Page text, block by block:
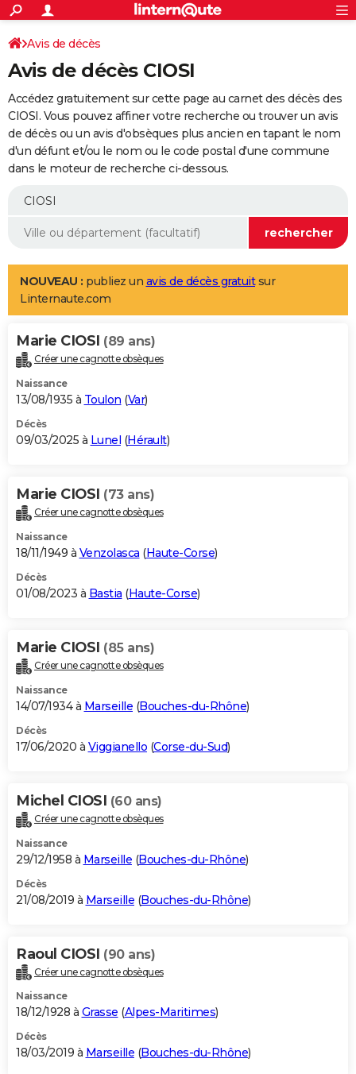
ACTUALITÉS
Politique
Société
Faits Divers
Education
Monde
Villes
+
SPORT
Coupe du monde 2026
Football
Tennis
Cyclisme
Rugby
Forum
Programme TV
TNT
Streaming
Cinéma
Sorties cinéma
Musique
+
FINANCE
Retraite
Impôts
Epargne
Immobilier
Risques naturels par ville
Banque
Assurance
Crédit
AUTO
Essais
Réserver un essai
Citadines
Berlines
SUV
Forum auto
+
Mobiles
Meilleur smartphone
Internet
Ordinateurs
Jeux vidéo
Guide high-tech
Aménagement intérieur
LIFESTYLE
Art de vivre
Bien-être
Loisirs
Mode
Modes de vie
Alimentation
Guide de la santé
Maladies
Médicaments
Sommeil
VOYAGE
Destinations
City break
Voyage nature
Voyage de noces
Forum
Climat
+PHOTO
GUIDES D'ACHAT
BONS PLANS
Carte de Noël
Carte Bonne année
Carte Saint-Valentin
Carte Pâques
Carte d'anniversaire
DICTIONNAIRE
Dictionnaire
Biographies
Citations
Expressions
Proverbes
PROGRAMME TV
S'inscrire
Se connecter
Lycées
Collèges
Primaires
Universités
Entreprises
Service militaire
Avis de recherche
AVIS DE DÉCÈS
Bricolage
Lifestyle
Culture
Sport
Auto
Television
Voyage
Cinema
Avis de décès
Avis de décès CIOSI
Accédez gratuitement sur cette page au carnet des décès des
CIOSI. Vous pouvez affiner votre recherche ou trouver un avis
de décès ou un avis d'obsèques plus ancien en tapant le nom
d'un défunt et/ou le nom ou le code postal d'une commune
dans le moteur de recherche ci-dessous.
NOUVEAU : publiez un avis de décès gratuitsur
Linternaute.com
Marie CIOSI (89 ans)
Créer une cagnotte obsèques
Naissance
13/08/1935 à Toulon (Var)
Décès
09/03/2025 à Lunel (Hérault)
Marie CIOSI (73 ans)
Créer une cagnotte obsèques
Naissance
18/11/1949 à Venzolasca (Haute-Corse)
Décès
01/08/2023 à Bastia (Haute-Corse)
Marie CIOSI (85 ans)
Créer une cagnotte obsèques
Naissance
14/07/1934 à Marseille (Bouches-du-Rhône)
Décès
17/06/2020 à Viggianello (Corse-du-Sud)
Michel CIOSI (60 ans)
Créer une cagnotte obsèques
Naissance
29/12/1958 à Marseille (Bouches-du-Rhône)
Décès
21/08/2019 à Marseille (Bouches-du-Rhône)
Raoul CIOSI (90 ans)
Créer une cagnotte obsèques
Naissance
18/12/1928 à Grasse (Alpes-Maritimes)
Décès
18/03/2019 à Marseille (Bouches-du-Rhône)